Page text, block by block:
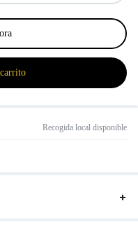
Recogida local disponible